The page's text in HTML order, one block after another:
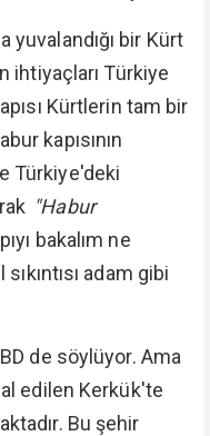
yuvalandığı bir Kürt
ihtiyaçları Türkiye
Kürtlerin tam bir
kapısının
Türkiye'deki
"Habur
bakalım ne
adam gibi
de söylüyor. Ama
edilen Kerkük'te
Bu şehir